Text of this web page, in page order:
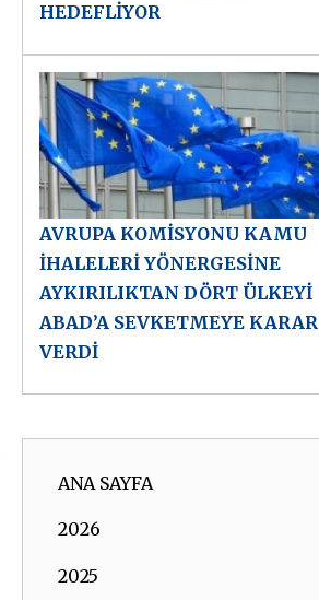
HEDEFLİYOR
AVRUPA KOMİSYONU KAMU
İHALELERİ YÖNERGESİNE
AYKIRILIKTAN DÖRT ÜLKEYİ
ABAD’A SEVKETMEYE KARAR
VERDİ
ANA SAYFA
2026
2025